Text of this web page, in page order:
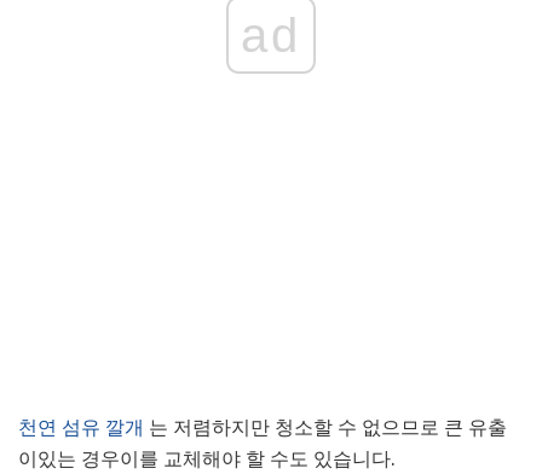
ad
천연 섬유 깔개 는 저렴하지만 청소할 수 없으므로 큰 유출
이있는 경우이를 교체해야 할 수도 있습니다.